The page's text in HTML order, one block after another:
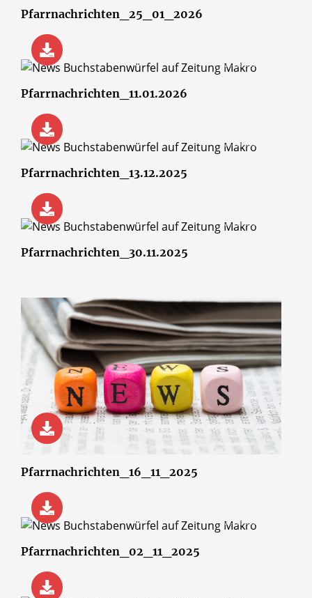
Pfarrnachrichten_25_01_2026
© wsf-sh/Shotshop.com
Pfarrnachrichten_11.01.2026
© wsf-sh/Shotshop.com
Pfarrnachrichten_13.12.2025
© wsf-sh/Shotshop.com
Pfarrnachrichten_30.11.2025
© wsf-sh/Shotshop.com
Pfarrnachrichten_16_11_2025
© wsf-sh/Shotshop.com
Pfarrnachrichten_02_11_2025